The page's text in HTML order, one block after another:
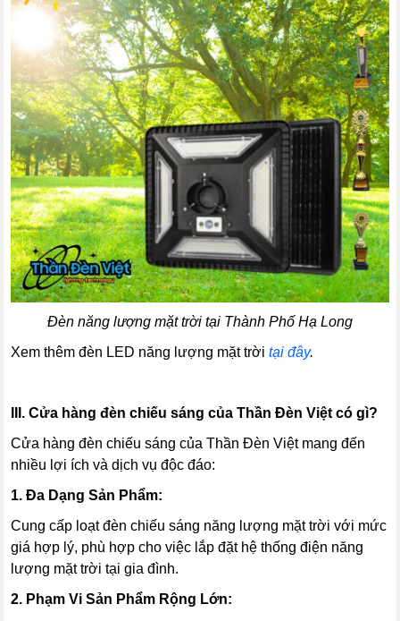
Đèn năng lượng mặt trời tại Thành Phố Hạ Long
Xem thêm đèn LED năng lượng mặt trời tại đây.
III. Cửa hàng đèn chiếu sáng của Thần Đèn Việt có gì?
Cửa hàng đèn chiếu sáng của Thần Đèn Việt mang đến
nhiều lợi ích và dịch vụ độc đáo:
1. Đa Dạng Sản Phẩm:
Cung cấp loạt đèn chiếu sáng năng lượng mặt trời với mức
giá hợp lý, phù hợp cho việc lắp đặt hệ thống điện năng
lượng mặt trời tại gia đình.
2. Phạm Vi Sản Phẩm Rộng Lớn: